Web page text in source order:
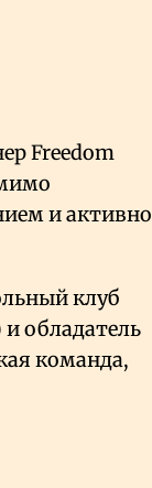
Freedom
и активно
клуб
обладатель
команда,